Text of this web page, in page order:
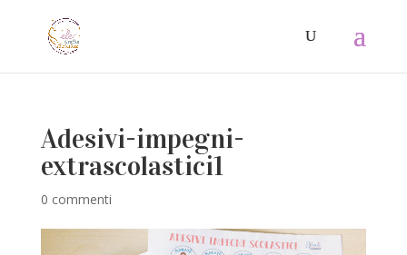
Adesivi-impegni-
extrascolastici1
0 commenti